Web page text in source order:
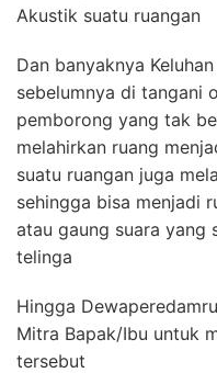
Akustik suatu ruangan
Dan banyaknya
sebelumnya di tangani
pemborong yang tak
melahirkan ruang
suatu ruangan juga
sehingga bisa menjadi
atau gaung suara yang
telinga
Hingga
Mitra Bapak/Ibu untuk
tersebut